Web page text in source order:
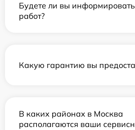
Будете ли вы
работ?
Какую гарантию вы
В каких районах в Москва
располагаются ваши